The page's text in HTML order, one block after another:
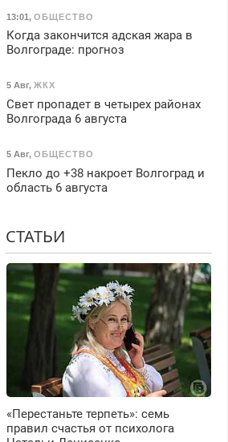
13:01, ОБЩЕСТВО
Когда закончится адская жара в
Волгограде: прогноз
5 Авг, ЖКХ
Свет пропадет в четырех районах
Волгограда 6 августа
5 Авг, ОБЩЕСТВО
Пекло до +38 накроет Волгоград и
область 6 августа
СТАТЬИ
«Перестаньте терпеть»: семь
правил счастья от психолога